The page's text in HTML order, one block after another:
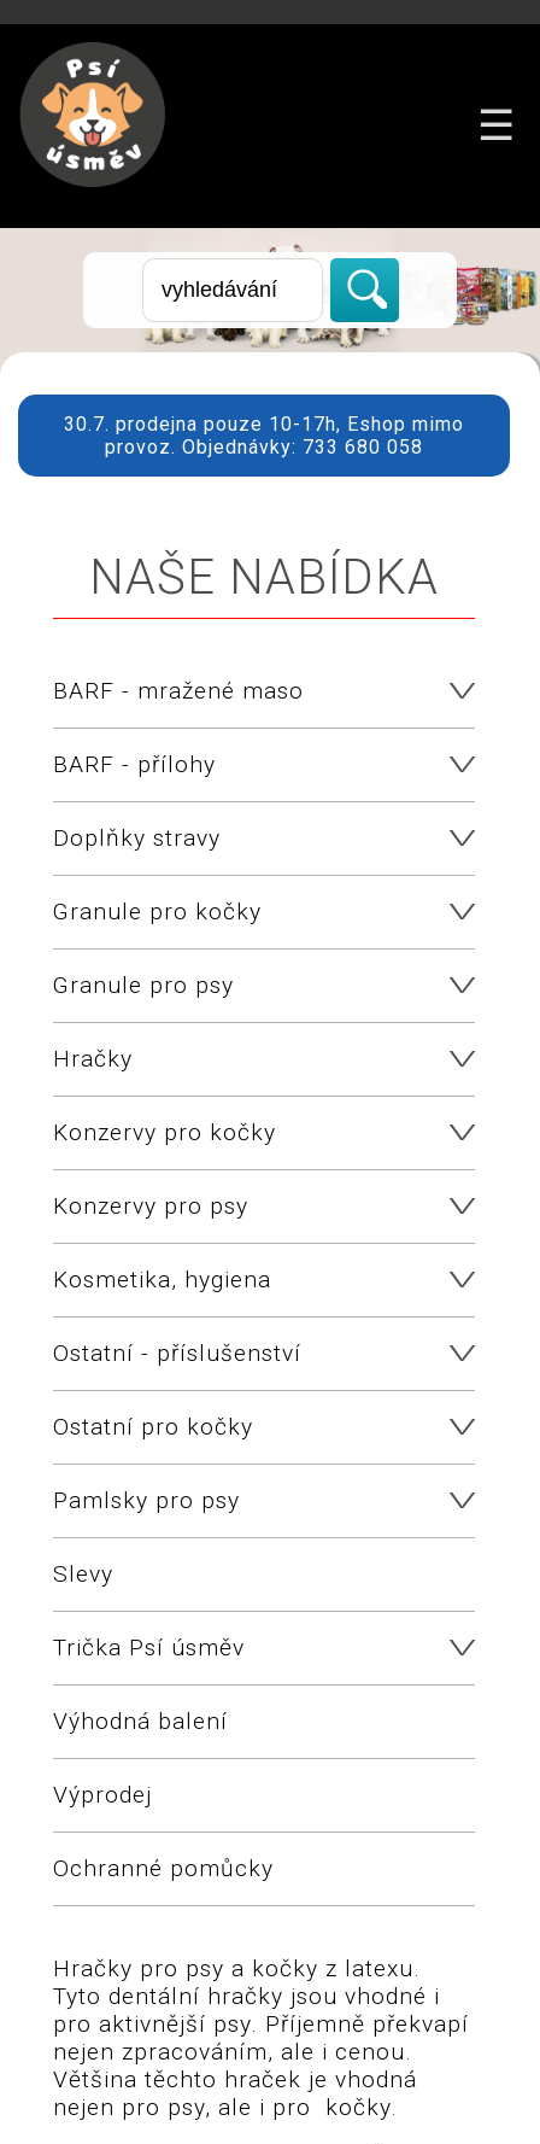
☰
30.7. prodejna pouze 10-17h, Eshop mimo
provoz. Objednávky: 733 680 058
NAŠE NABÍDKA
BARF - mražené maso
BARF - přílohy
Doplňky stravy
Granule pro kočky
Granule pro psy
Hračky
Konzervy pro kočky
Konzervy pro psy
Kosmetika, hygiena
Ostatní - příslušenství
Ostatní pro kočky
Pamlsky pro psy
Slevy
Trička Psí úsměv
Výhodná balení
Výprodej
Ochranné pomůcky
Hračky pro psy a kočky z latexu.
Tyto dentální hračky jsou vhodné i
pro aktivnější psy. Příjemně překvapí
nejen zpracováním, ale i cenou.
Většina těchto hraček je vhodná
nejen pro psy, ale i pro kočky.